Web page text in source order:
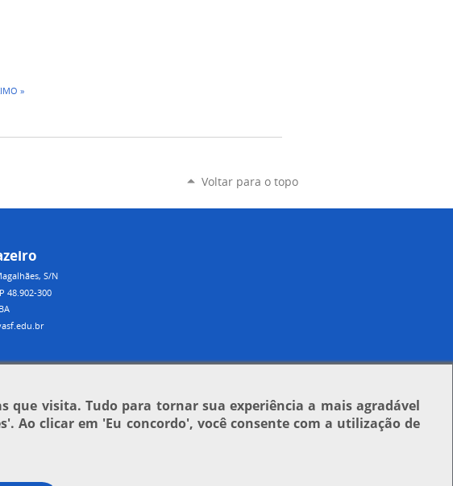
»
Voltar para o topo
S/N
48.902-300
que visita. Tudo para tornar sua experiência a mais agradável
. Ao clicar em 'Eu concordo', você consente com a utilização de